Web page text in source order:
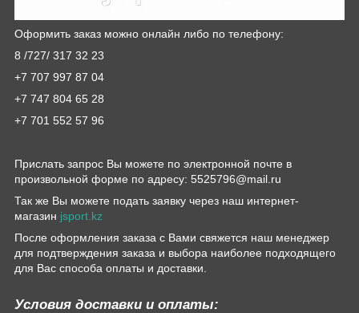
Оформить заказ можно онлайн либо по телефону:
8 /727/ 317 32 23
+7 707 997 87 04
+7 747 804 65 28
+7 701 552 57 96
Прислать запрос Вы можете по электронной почте в
произвольной форме по адресу: 5525796@mail.ru
Так же Вы можете подать заявку через наш интернет-
магазин jsport.kz
После оформления заказа с Вами свяжется наш менеджер
для подтверждения заказа и выбора наиболее подходящего
для Вас способа оплаты и доставки.
Условия доставки и оплаты: